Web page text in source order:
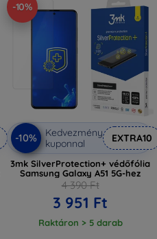
-10%
-10%
Kedvezmény
kuponnal
EXTRA10
3mk SilverProtection+ védőfólia
Samsung Galaxy A51 5G-hez
4 390 Ft
3 951 Ft
Raktáron > 5 darab